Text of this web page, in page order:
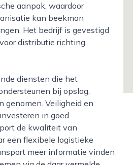
aanpak, waardoor
kan beekman
Het bedrijf is gevestigd
distributie richting
bij opslag,
genomen. Veiligheid en
in goed
de kwaliteit van
een flexibele logistieke
meer informatie vinden